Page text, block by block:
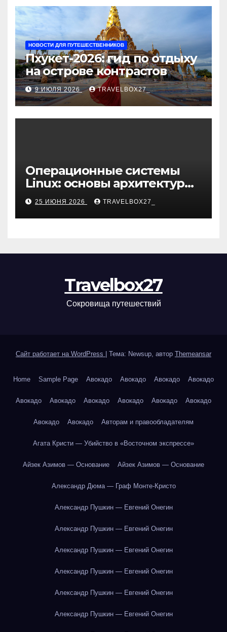
НОВОСТИ ДЛЯ ПУТЕШЕСТВЕННИКОВ
Пхукет-2026: гид по отдыху
на острове контрастов
9 ИЮЛЯ 2026 TRAVELBOX27_
Операционные системы
Linux: основы архитектуры,
компоненты и области
применения
25 ИЮНЯ 2026 TRAVELBOX27_
Travelbox27
Сокровища путешествий
Сайт работает на WordPress Тема: Newsup, автор Themeansar
Home Sample Page Авокадо Авокадо Авокадо Авокадо
Авокадо Авокадо Авокадо Авокадо Авокадо Авокадо
Авокадо Авокадо Авторам и правообладателям
Агата Кристи — Убийство в «Восточном экспрессе»
Айзек Азимов — Основание Айзек Азимов — Основание
Александр Дюма — Граф Монте-Кристо
Александр Пушкин — Евгений Онегин
Александр Пушкин — Евгений Онегин
Александр Пушкин — Евгений Онегин
Александр Пушкин — Евгений Онегин
Александр Пушкин — Евгений Онегин
Александр Пушкин — Евгений Онегин